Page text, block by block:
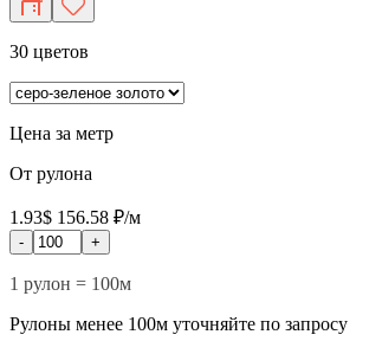
30 цветов
Цена за метр
От рулона
1.93$ 156.58 ₽/м
- +
1 рулон = 100м
Рулоны менее 100м уточняйте по запросу